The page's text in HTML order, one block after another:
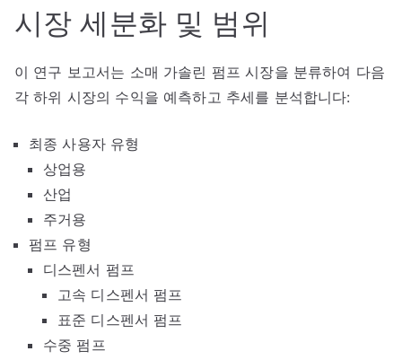
시장 세분화 및 범위
이 연구 보고서는 소매 가솔린 펌프 시장을 분류하여 다음
각 하위 시장의 수익을 예측하고 추세를 분석합니다:
최종 사용자 유형
상업용
산업
주거용
펌프 유형
디스펜서 펌프
고속 디스펜서 펌프
표준 디스펜서 펌프
수중 펌프